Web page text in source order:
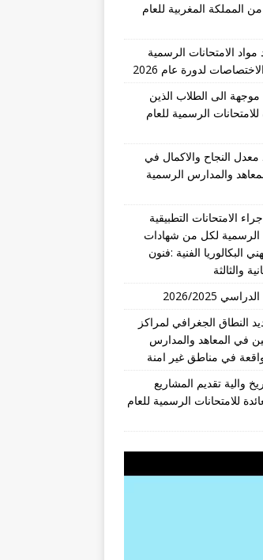
المملكة المغربية للعام
2026/299 تحديد مواد الامتحانات الرسمية
لدورة عام 2026
مذكرة ادارية رقم 2026/1 موجهة الى الطلاب الذين
الرسمية للعام
2026/19 تحديد معدل النجاح والاكمال في
والمدارس الرسمية
222 الية اجراء الامتحانات التطبيقية
الرسمية لكل من شهادات
البكالوريا الفنية :فنون
والثالثة
بتحديد النطاق الجغرافي لمراكز
في المعاهد والمدارس
في مناطق غير امنة
بتواريخ والية تقديم المشاريع
للامتحانات الرسمية للعام